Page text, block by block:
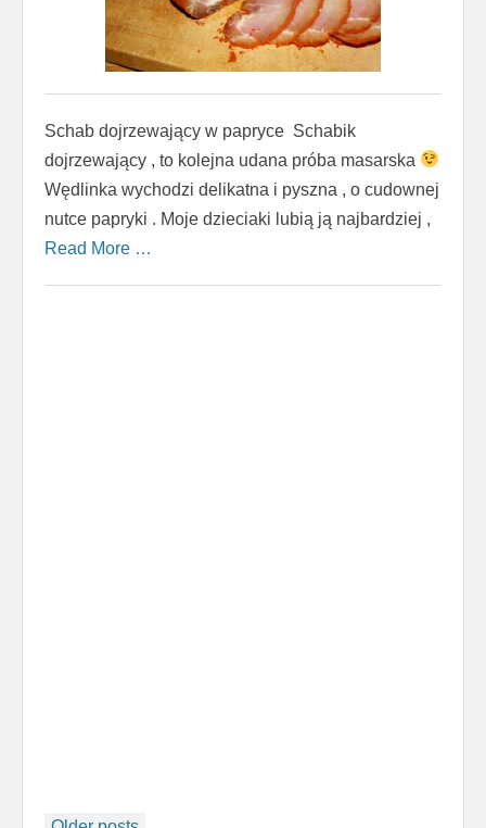
Schab dojrzewający w papryce Schabik
dojrzewający , to kolejna udana próba masarska
Wędlinka wychodzi delikatna i pyszna , o cudownej
nutce papryki . Moje dzieciaki lubią ją najbardziej ,
Read More …